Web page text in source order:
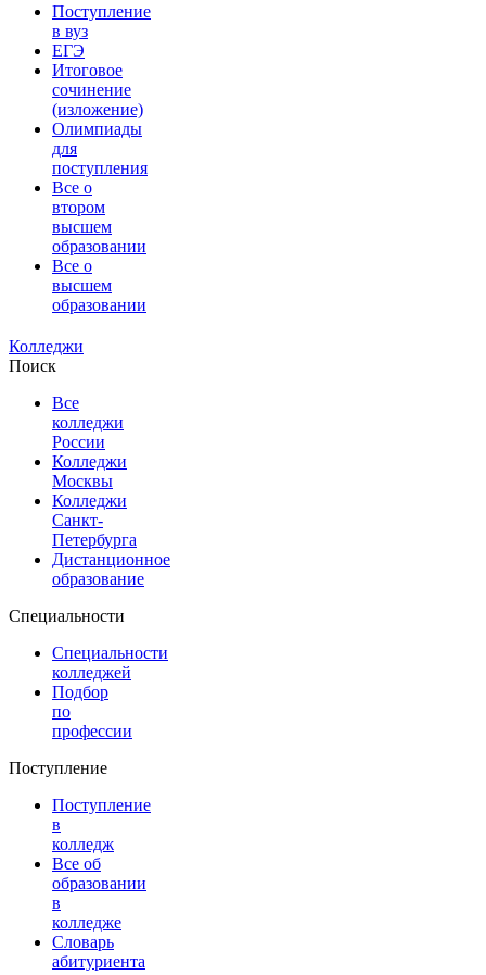
Поступление
в вуз
ЕГЭ
Итоговое
сочинение
(изложение)
Олимпиады
для
поступления
Все о
втором
высшем
образовании
Все о
высшем
образовании
Колледжи
Поиск
Все
колледжи
России
Колледжи
Москвы
Колледжи
Санкт-
Петербурга
Дистанционное
образование
Специальности
Специальности
колледжей
Подбор
по
профессии
Поступление
Поступление
в
колледж
Все об
образовании
в
колледже
Словарь
абитуриента